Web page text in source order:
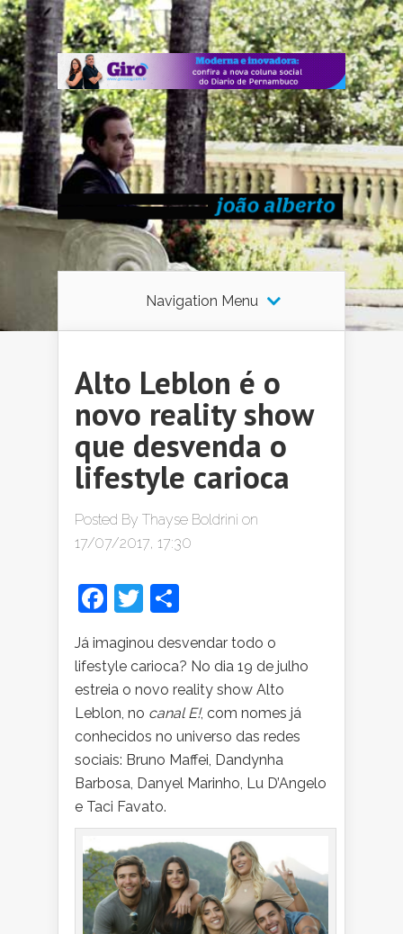
Navigation Menu
Alto Leblon é o
novo reality show
que desvenda o
lifestyle carioca
Posted By Thayse Boldrini on
17/07/2017, 17:30
Facebook
Twitter
Já imaginou desvendar todo o
lifestyle carioca? No dia 19 de julho
estreia o novo reality show Alto
Leblon, no canal E!, com nomes já
conhecidos no universo das redes
sociais: Bruno Maffei, Dandynha
Barbosa, Danyel Marinho, Lu D’Angelo
e Taci Favato.